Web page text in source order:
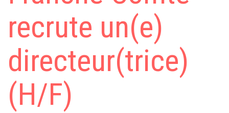
recrute un(e)
directeur(trice)
(H/F)